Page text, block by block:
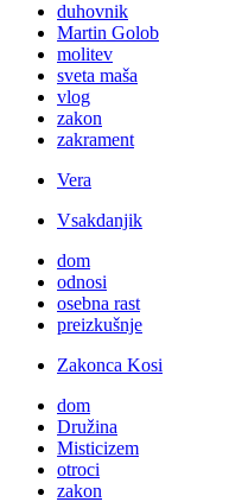
duhovnik
Martin Golob
molitev
sveta maša
vlog
zakon
zakrament
Vera
Vsakdanjik
dom
odnosi
osebna rast
preizkušnje
Zakonca Kosi
dom
Družina
Misticizem
otroci
zakon